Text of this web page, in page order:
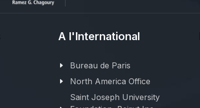
A l'International
Bureau de Paris
North America Office
Saint Joseph University